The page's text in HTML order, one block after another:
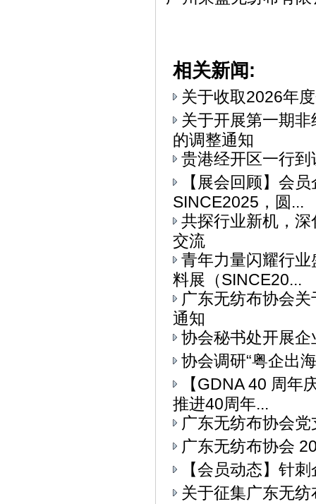
相关新闻:
关于收取2026年
关于开展第一期
的调整通知
贵港经开区一行
【展会回顾】会
SINCE2025，圆...
共探行业新机，
交流
青年力量闪耀行
料展（SINCE20...
广东无纺布协会
通知
协会秘书处开展
协会调研“粤企出
【GDNA 40 周
推进40周年...
广东无纺布协会
广东无纺布协会
【会员动态】针
关于征集广东无